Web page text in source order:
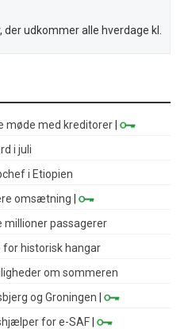
udkommer alle hverdage kl.
møde med kreditorer |
i juli
i Etiopien
omsætning |
millioner passagerer
for historisk hangar
om sommeren
og Groningen |
for e-SAF |